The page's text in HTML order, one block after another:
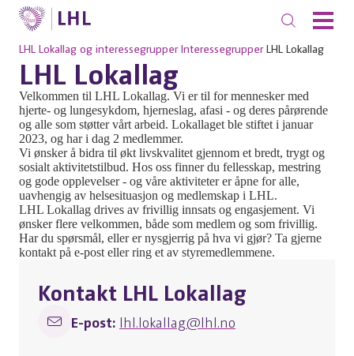
LHL Lokallag og interessegrupper Interessegrupper LHL Lokallag
LHL Lokallag
Velkommen til LHL Lokallag. Vi er til for mennesker med
hjerte- og lungesykdom, hjerneslag, afasi - og deres pårørende
og alle som støtter vårt arbeid. Lokallaget ble stiftet i januar
2023, og har i dag 2 medlemmer.
Vi ønsker å bidra til økt livskvalitet gjennom et bredt, trygt og
sosialt aktivitetstilbud. Hos oss finner du fellesskap, mestring
og gode opplevelser - og våre aktiviteter er åpne for alle,
uavhengig av helsesituasjon og medlemskap i LHL.
LHL Lokallag drives av frivillig innsats og engasjement. Vi
ønsker flere velkommen, både som medlem og som frivillig.
Har du spørsmål, eller er nysgjerrig på hva vi gjør? Ta gjerne
kontakt på e-post eller ring et av styremedlemmene.
Kontakt LHL Lokallag
E-post: lhl.lokallag@lhl.no